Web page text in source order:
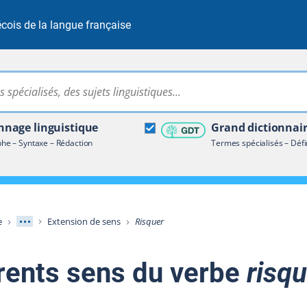
de la langue française
Rechercher dans tout le site
linguistique
– Syntaxe – Rédaction
Grand
Termes spécialisés –
terminologique
Afficher les niveaux intermédiaires
Extension de sens Risquer
sens du verbe